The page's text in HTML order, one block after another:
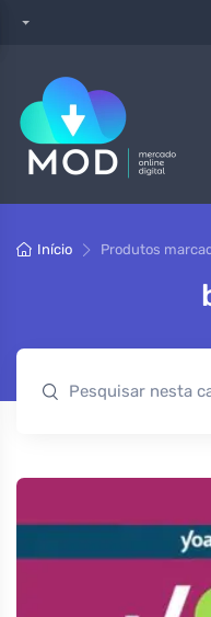
Início Produtos